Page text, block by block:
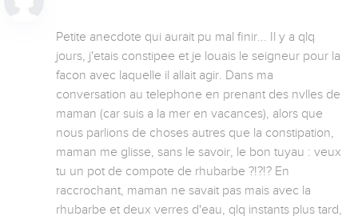
Petite anecdote qui aurait pu mal finir... Il y a qlq
jours, j'etais constipee et je louais le seigneur pour la
facon avec laquelle il allait agir. Dans ma
conversation au telephone en prenant des nvlles de
maman (car suis a la mer en vacances), alors que
nous parlions de choses autres que la constipation,
maman me glisse, sans le savoir, le bon tuyau : veux
tu un pot de compote de rhubarbe ?!?!? En
raccrochant, maman ne savait pas mais avec la
rhubarbe et deux verres d'eau, qlq instants plus tard,